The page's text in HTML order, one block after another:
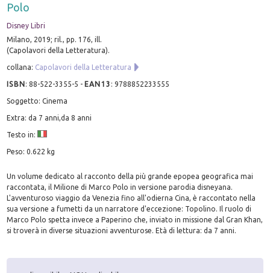
Polo
Disney Libri
Milano, 2019; ril., pp. 176, ill.
(Capolavori della Letteratura).
collana: Capolavori della Letteratura
ISBN:88-522-3355-5 - EAN13 :9788852233555
Soggetto: Cinema
Extra: da 7 anni,da 8 anni
Testo in:
Peso: 0.622 kg
Un volume dedicato al racconto della più grande epopea geografica mai
raccontata, il Milione di Marco Polo in versione parodia disneyana.
L'avventuroso viaggio da Venezia fino all'odierna Cina, è raccontato nella
sua versione a fumetti da un narratore d'eccezione: Topolino. Il ruolo di
Marco Polo spetta invece a Paperino che, inviato in missione dal Gran Khan,
si troverà in diverse situazioni avventurose. Età di lettura: da 7 anni.